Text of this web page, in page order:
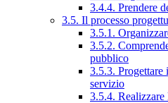
3.4.4. Prendere
3.5. Il processo
3.5.1.
3.5.2.
pubblico
3.5.3. Progettare
servizio
3.5.4. Realizzare